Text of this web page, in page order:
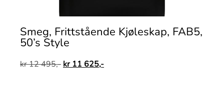
Smeg, Frittstående Kjøleskap, FAB5,
50’s Style
kr12 495,- kr11 625,-